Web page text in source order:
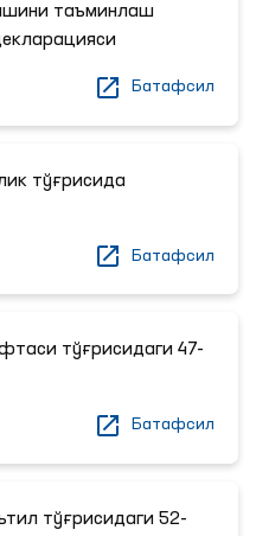
таъминлаш
Батафсил
тўғрисида
Батафсил
тўғрисидаги 47-
Батафсил
тўғрисидаги 52-